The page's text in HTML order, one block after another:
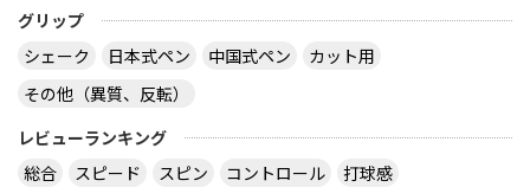
グリップ
シェーク
日本式ペン 中国式ペン
カット用
その他（異質、反転）
レビューランキング
総合
スピード スピン コントロール 打球感